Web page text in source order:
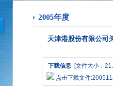
2005年度
天津港股份有限公司
下载信息[文件大小：
点击下载文件